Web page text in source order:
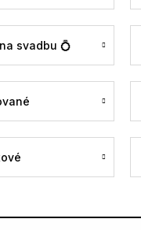
svadbu 💍